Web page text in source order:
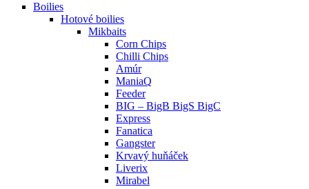
Boilies
Hotové boilies
Mikbaits
Corn Chips
Chilli Chips
Amúr
ManiaQ
Feeder
BIG – BigB BigS BigC
Express
Fanatica
Gangster
Krvavý huňáček
Liverix
Mirabel